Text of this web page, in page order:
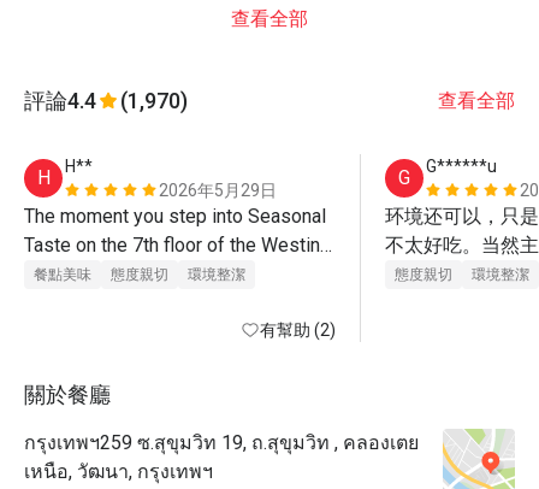
查看全部
評論4.4 (1,970) 查看全部
H
H**
2026年5月29日
The moment you step into Seasonal
Taste on the 7th floor of the Westin
Grande Sukhumvit, the first thing that
the space. The soaring ceiling —
an airy, almost cathedral-like
this restaurant apart from your
typical hotel buffet. The elegantly
餐點美味 態度親切 環境整潔
有幫助 (2)
G
G******u
环境还可以，只
不太好吃。当然
价格便宜吧。
態度親切 環境整潔
關於餐廳
กรุงเทพฯ259 ซ.สุขุมวิท 19, ถ.สุขุมวิท , คลองเตย
เหนือ, วัฒนา, กรุงเทพฯ